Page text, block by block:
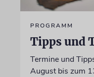
PROGRAMM
Tipps und
Termine und
August bis zum